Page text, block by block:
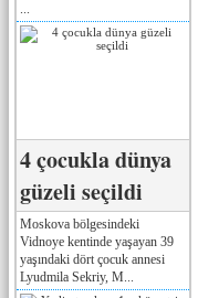
4 çocukla dünya
güzeli seçildi
Moskova bölgesindeki
Vidnoye kentinde yaşayan 39
yaşındaki dört çocuk annesi
Lyudmila Sekriy, M...